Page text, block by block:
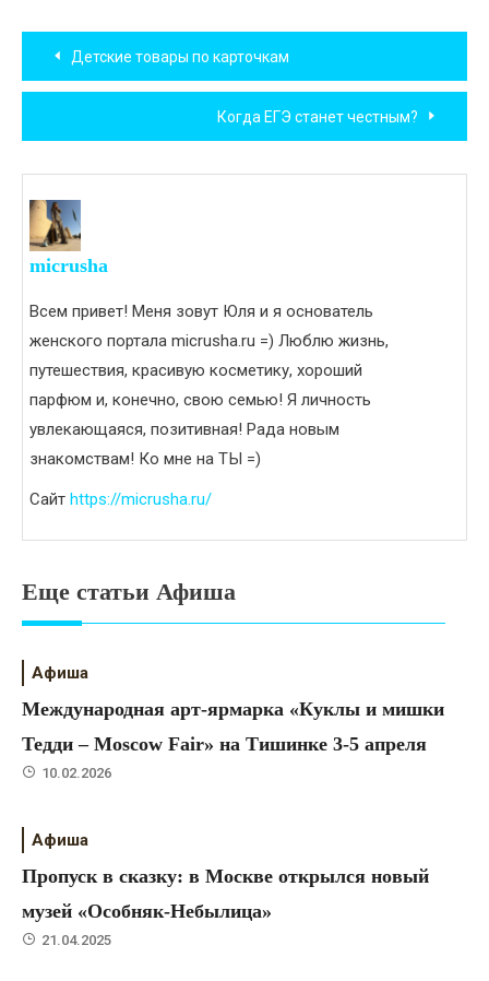
Навигация
по
записям
Детские товары по карточкам
Когда ЕГЭ станет честным?
micrusha
Всем привет! Меня зовут Юля и я основатель
женского портала micrusha.ru =) Люблю жизнь,
путешествия, красивую косметику, хороший
парфюм и, конечно, свою семью! Я личность
увлекающаяся, позитивная! Рада новым
знакомствам! Ко мне на ТЫ =)
Сайт https://micrusha.ru/
Еще статьи Афиша
Афиша
Международная арт-ярмарка «Куклы и мишки
Тедди – Moscow Fair» на Тишинке 3-5 апреля
10.02.2026
Афиша
Пропуск в сказку: в Москве открылся новый
музей «Особняк-Небылица»
21.04.2025